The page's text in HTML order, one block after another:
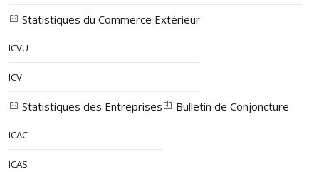
Statistiques du Commerce Extérieur
ICVU
ICV
Statistiques des Entreprises
ICAC
ICAS
Bulletin de Conjoncture